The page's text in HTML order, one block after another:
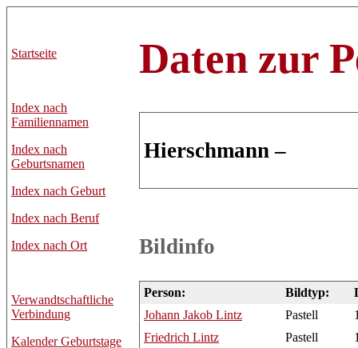
Startseite
Index nach
Familiennamen
Index nach
Geburtsnamen
Index nach Geburt
Index nach Beruf
Index nach Ort
Verwandtschaftliche
Verbindung
Kalender Geburtstage
Daten zur
Hierschmann –
Bildinfo
Person: Bildtyp:
Johann Jakob Lintz Pastell
Friedrich Lintz Pastell